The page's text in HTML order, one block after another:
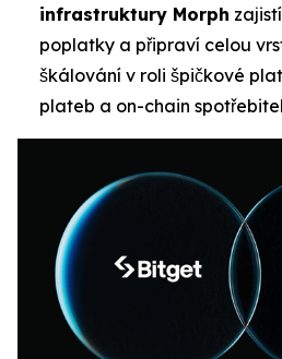
infrastruktury Morph
poplatky a připraví celou
škálování v roli špičkové
plateb a on-chain